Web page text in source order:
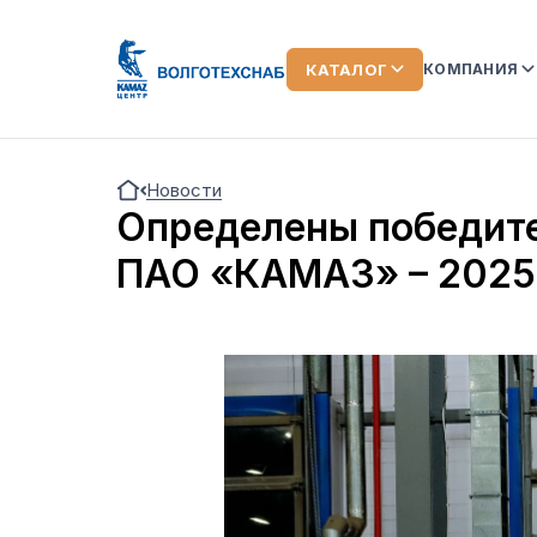
КАТАЛОГ КОМПАНИЯ
ЛИЗИНГ
ОТЗЫВЫ О
НОВОСТИ
Новости
Определены
ПАО «КАМАЗ» –